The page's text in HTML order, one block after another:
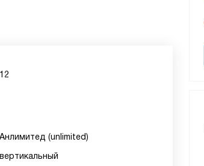
12
Анлимитед (unlimited)
вертикальный